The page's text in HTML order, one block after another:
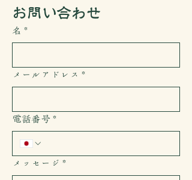
​お問い合わせ
名 *
メールアドレス *
電話番号 *
メッセージ *